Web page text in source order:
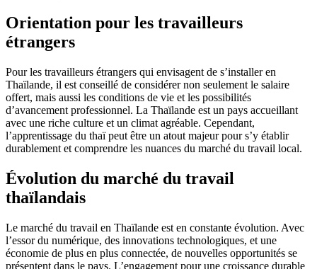
Orientation pour les travailleurs
étrangers
Pour les travailleurs étrangers qui envisagent de s’installer en
Thaïlande, il est conseillé de considérer non seulement le salaire
offert, mais aussi les conditions de vie et les possibilités
d’avancement professionnel. La Thaïlande est un pays accueillant
avec une riche culture et un climat agréable. Cependant,
l’apprentissage du thaï peut être un atout majeur pour s’y établir
durablement et comprendre les nuances du marché du travail local.
Évolution du marché du travail
thaïlandais
Le marché du travail en Thaïlande est en constante évolution. Avec
l’essor du numérique, des innovations technologiques, et une
économie de plus en plus connectée, de nouvelles opportunités se
présentent dans le pays. L’engagement pour une croissance durable